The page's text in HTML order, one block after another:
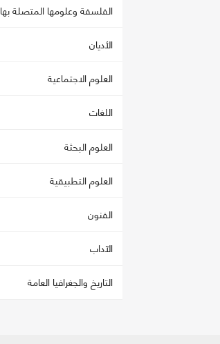
الفلسفة وعلومها المتصلة بها
الأديان
العلوم الاجتماعية
اللغات
العلوم البحثة
العلوم التطبيقية
الفنون
الآداب
التاريخ والجغرافيا العامة